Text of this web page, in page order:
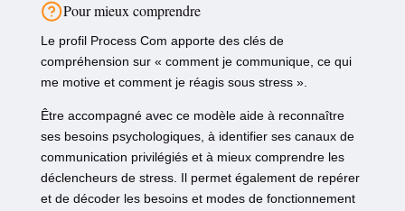
Pour mieux comprendre
Le profil Process Com apporte des clés de
compréhension sur « comment je communique, ce qui
me motive et comment je réagis sous stress».
Être accompagné avec ce modèle aide à reconnaître
ses besoins psychologiques, à identifier ses canaux de
communication privilégiés et à mieux comprendre les
déclencheurs de stress. Il permet également de repérer
et de décoder les besoins et modes de fonctionnement